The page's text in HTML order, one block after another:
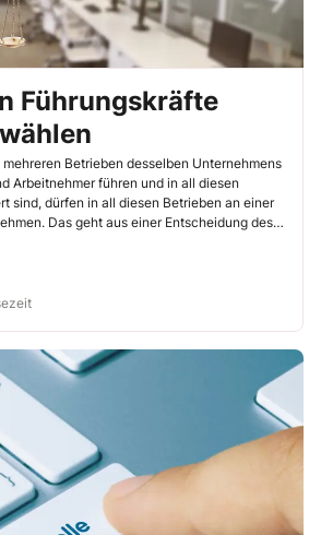
Führungskräfte
Betrieben desselben Unternehmens
Arbeitnehmer führen und in all diesen
sind, dürfen in all diesen Betrieben an einer
Das geht aus einer Entscheidung des